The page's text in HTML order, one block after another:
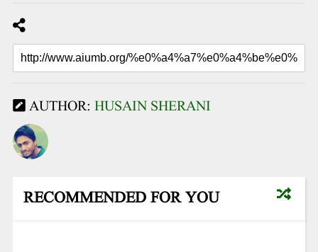
AUTHOR: HUSAIN SHERANI
RECOMMENDED FOR YOU